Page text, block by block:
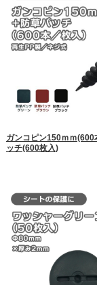
ガンコピン150ｍｍ(600
ッチ(600枚入)